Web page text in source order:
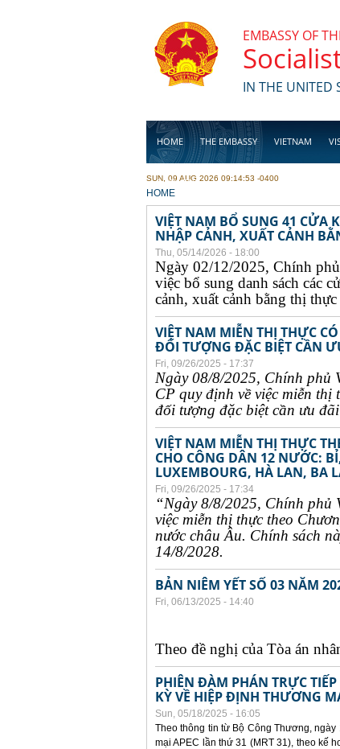
EMBASSY OF
IN THE UNITED
HOME THE EMBASSY VIETNAM
BUSINESS
SUN, 09 AUG 2026 09:14:53 -0400
YOU ARE HERE
HOME
VIỆT NAM BỔ SUNG 41 CỬA
NHẬP CẢNH, XUẤT CẢNH
Thu, 05/14/2026 - 18:00
Ngày 02/12/2025, Chính
việc bổ sung danh sách các
cảnh, xuất cảnh bằng thị
VIỆT NAM MIỄN THỊ THỰC
ĐỐI TƯỢNG ĐẶC BIỆT CẦN
Fri, 09/26/2025 - 17:37
Ngày 08/8/2025, Chính phủ
CP quy định về việc miễn
đối tượng đặc biệt cần ưu
VIỆT NAM MIỄN THỊ THỰC
CHO CÔNG DÂN 12 NƯỚC:
LUXEMBOURG, HÀ LAN, BA
Fri, 09/26/2025 - 17:34
“Ngày 8/8/2025, Chính phủ
việc miễn thị thực theo
nước châu Âu. Chính sách
14/8/2028.
BẢN NIÊM YẾT SỐ 03 NĂM
Fri, 06/13/2025 - 14:40
Theo đề nghị của Tòa án
PHIÊN ĐÀM PHÁN TRỰC
KỲ VỀ HIỆP ĐỊNH THƯƠNG
Sun, 05/18/2025 - 16:05
Theo thông tin từ Bộ Công Thương,
mại APEC lần thứ 31 (MRT 31), theo kế